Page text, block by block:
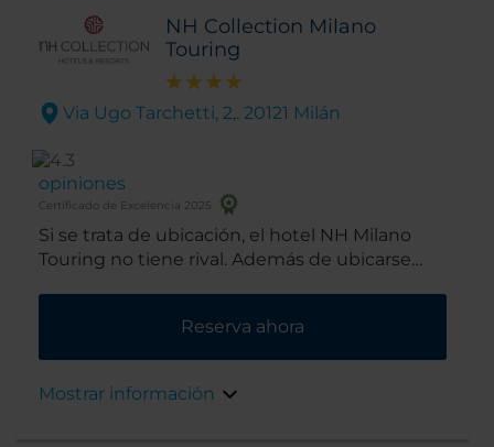
NH Collection Milano
Touring
Via Ugo Tarchetti, 2,. 20121 Milán
opiniones
Certificado de Excelencia 2025
Si se trata de ubicación, el hotel NH Milano
Touring no tiene rival. Además de ubicarse
principal estación de tren de Milán y a 15
minutos del casco antiguo. Además, justo a la
resulta muy fácil llegar al distrito financiero.
Reserva ahora
Mostrar información